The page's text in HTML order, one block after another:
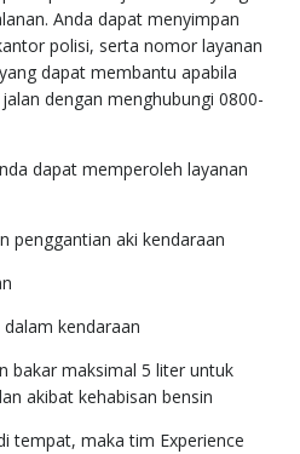
Anda dapat menyimpan
polisi, serta nomor layanan
yang dapat membantu apabila
dengan menghubungi 0800-
dapat memperoleh layanan
penggantian aki kendaraan
kendaraan
bakar maksimal 5 liter untuk
akibat kehabisan bensin
tempat, maka tim Experience